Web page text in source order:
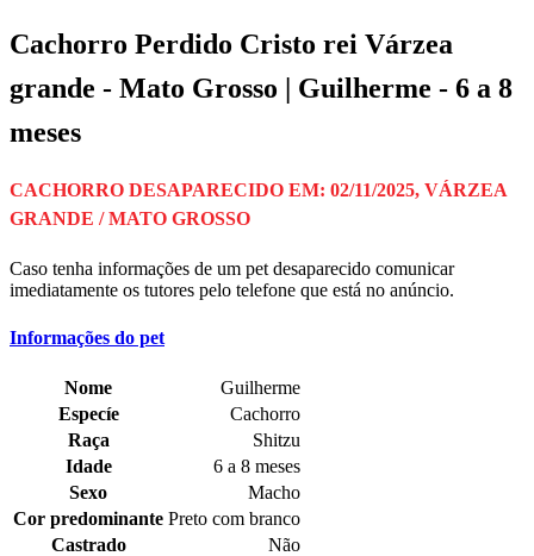
Cachorro Perdido Cristo rei Várzea
grande - Mato Grosso | Guilherme - 6 a 8
meses
CACHORRO DESAPARECIDO EM: 02/11/2025, VÁRZEA
GRANDE / MATO GROSSO
Caso tenha informações de um pet desaparecido comunicar
imediatamente os tutores pelo telefone que está no anúncio.
Informações do pet
Nome
Guilherme
Especíe
Cachorro
Raça
Shitzu
Idade
6 a 8 meses
Sexo
Macho
Cor predominante Preto com branco
Castrado
Não